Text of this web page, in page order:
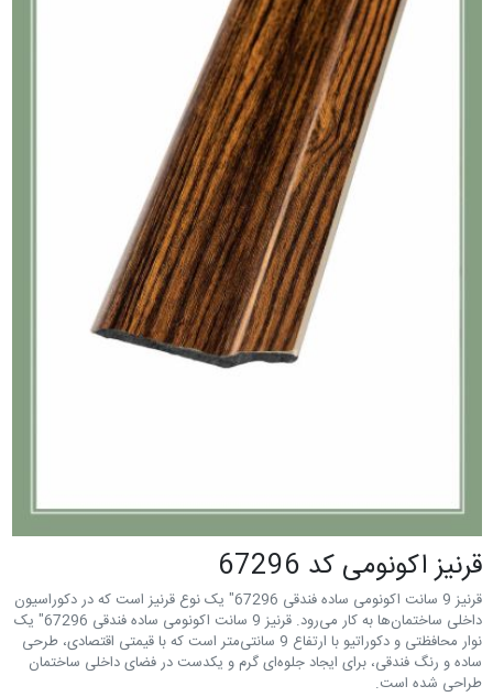
قرنیز اکونومی کد 67296
قرنیز 9 سانت اکونومی ساده فندقی 67296" یک نوع قرنیز است که در دکوراسیون
داخلی ساختمان‌ها به کار می‌رود. قرنیز 9 سانت اکونومی ساده فندقی 67296" یک
نوار محافظتی و دکوراتیو با ارتفاع 9 سانتی‌متر است که با قیمتی اقتصادی، طرحی
ساده و رنگ فندقی، برای ایجاد جلوه‌ای گرم و یکدست در فضای داخلی ساختمان
طراحی شده است.